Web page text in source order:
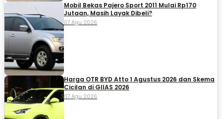
Mobil Bekas Pajero Sport 2011 Mulai Rp170
Jutaan, Masih Layak Dibeli?
07 Agu 2026
Harga OTR BYD Atto 1 Agustus 2026 dan Skema
Cicilan di GIIAS 2026
07 Agu 2026